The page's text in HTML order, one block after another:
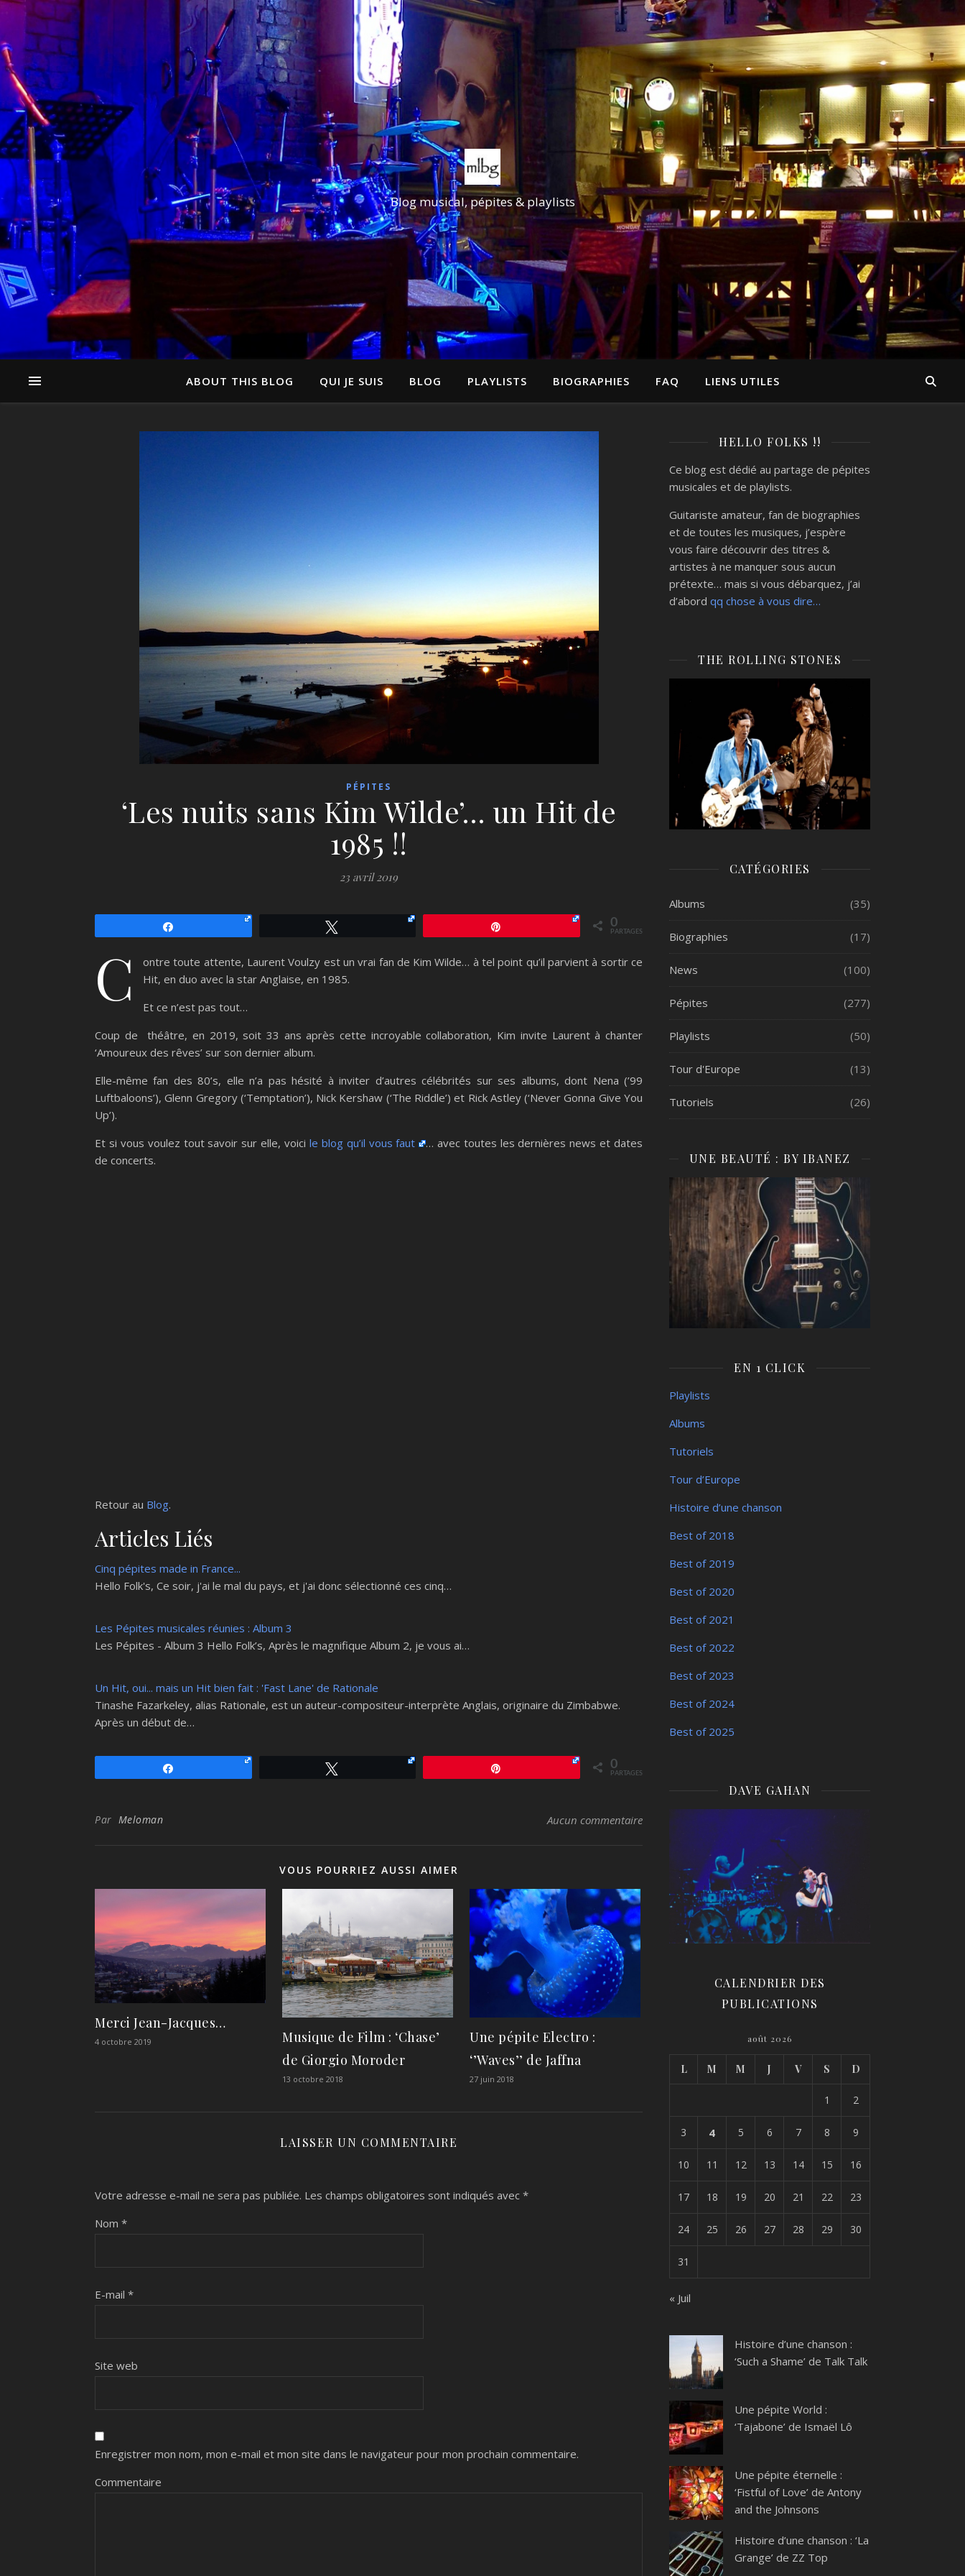
Blog musical, pépites & playlists
ABOUT THIS BLOG QUI JE SUIS BLOG PLAYLISTS BIOGRAPHIES FAQ LIENS UTILES
PÉPITES
‘Les nuits sans Kim Wilde’… un Hit de
1985 !!
23 avril 2019
0
PARTAGES
C
ontre toute attente, Laurent Voulzy est un vrai fan de Kim Wilde… à tel point qu’il parvient à sortir ce
Hit, en duo avec la star Anglaise, en 1985.
Et ce n’est pas tout…
Coup de théâtre, en 2019, soit 33 ans après cette incroyable collaboration, Kim invite Laurent à chanter
‘Amoureux des rêves’ sur son dernier album.
Elle-même fan des 80’s, elle n’a pas hésité à inviter d’autres célébrités sur ses albums, dont Nena (’99
Luftbaloons’), Glenn Gregory (‘Temptation’), Nick Kershaw (‘The Riddle’) et Rick Astley (‘Never Gonna Give You
Up’).
Et si vous voulez tout savoir sur elle, voici le blog qu’il vous faut
… avec toutes les dernières news et dates
de concerts.
Retour au Blog.
Articles Liés
Cinq pépites made in France...
Hello Folk's, Ce soir, j'ai le mal du pays, et j'ai donc sélectionné ces cinq…
Les Pépites musicales réunies : Album 3
Les Pépites - Album 3 Hello Folk’s, Après le magnifique Album 2, je vous ai…
Un Hit, oui... mais un Hit bien fait : 'Fast Lane' de Rationale
Tinashe Fazarkeley, alias Rationale, est un auteur-compositeur-interprète Anglais, originaire du Zimbabwe.
Après un début de…
0
PARTAGES
Par Meloman Aucun commentaire
VOUS POURRIEZ AUSSI AIMER
Merci Jean-Jacques…
4 octobre 2019
Musique de Film : ‘Chase’
de Giorgio Moroder
13 octobre 2018
Une pépite Electro :
‘’Waves’’ de Jaffna
27 juin 2018
LAISSER UN COMMENTAIRE
Votre adresse e-mail ne sera pas publiée. Les champs obligatoires sont indiqués avec *
Nom *
E-mail *
Site web
Enregistrer mon nom, mon e-mail et mon site dans le navigateur pour mon prochain commentaire.
Commentaire
HELLO FOLKS !!
Ce blog est dédié au partage de pépites
musicales et de playlists.
Guitariste amateur, fan de biographies
et de toutes les musiques, j’espère
vous faire découvrir des titres &
artistes à ne manquer sous aucun
prétexte… mais si vous débarquez, j’ai
d’abord qq chose à vous dire…
THE ROLLING STONES
CATÉGORIES
Albums (35)
Biographies (17)
News (100)
Pépites (277)
Playlists (50)
Tour d'Europe (13)
Tutoriels (26)
UNE BEAUTÉ : BY IBANEZ
EN 1 CLICK
Playlists
Albums
Tutoriels
Tour d’Europe
Histoire d’une chanson
Best of 2018
Best of 2019
Best of 2020
Best of 2021
Best of 2022
Best of 2023
Best of 2024
Best of 2025
DAVE GAHAN
CALENDRIER DES
PUBLICATIONS
août 2026
L M M J V S D
1 2
3 4 5 6 7 8 9
10 11 12 13 14 15 16
17 18 19 20 21 22 23
24 25 26 27 28 29 30
31
« Juil
Histoire d’une chanson :
‘Such a Shame’ de Talk Talk
Une pépite World :
‘Tajabone’ de Ismaël Lô
Une pépite éternelle :
‘Fistful of Love’ de Antony
and the Johnsons
Histoire d’une chanson : ‘La
Grange’ de ZZ Top